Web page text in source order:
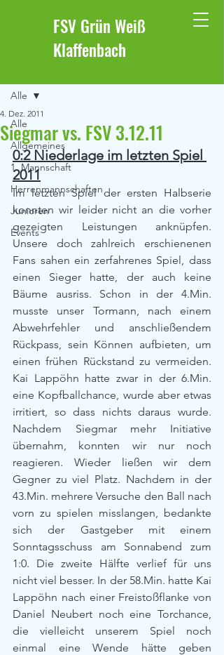
FSV Grün Weiß
Klaffenbach
Alle
Allgemeines
1. Mannschaft
Herrenmannschaften
Junioren
Events
Alle
Siegmar vs. FSV 3.12.11
4. Dez. 2011
0:2 Niederlage im letzten Spiel
2011
Im letzten Spiel der ersten Halbserie
konnten wir leider nicht an die vorher
gezeigten Leistungen anknüpfen.
Unsere doch zahlreich erschienenen
Fans sahen ein zerfahrenes Spiel, dass
einen Sieger hatte, der auch keine
Bäume ausriss. Schon in der 4.Min.
musste unser Tormann, nach einem
Abwehrfehler und anschließendem
Rückpass, sein Können aufbieten, um
einen frühen Rückstand zu vermeiden.
Kai Lappöhn hatte zwar in der 6.Min.
eine Kopfballchance, wurde aber etwas
irritiert, so dass nichts daraus wurde.
Nachdem Siegmar mehr Initiative
übernahm, konnten wir nur noch
reagieren. Wieder ließen wir dem
Gegner zu viel Platz. Nachdem in der
43.Min. mehrere Versuche den Ball nach
vorn zu spielen misslangen, bedankte
sich der Gastgeber mit einem
Sonntagsschuss am Sonnabend zum
1:0. Die zweite Hälfte verlief für uns
nicht viel besser. In der 58.Min. hatte Kai
Lappöhn nach einer Freistoßflanke von
Daniel Neubert noch eine Torchance,
die vielleicht unserem Spiel noch
einmal eine Wende hätte geben